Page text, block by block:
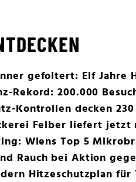
gefoltert: Elf Jahre
Rekord: 200.000
Kontrollen decken
Felber liefert jetzt
Wiens Top 5
Rauch bei Aktion
Hitzeschutzplan für